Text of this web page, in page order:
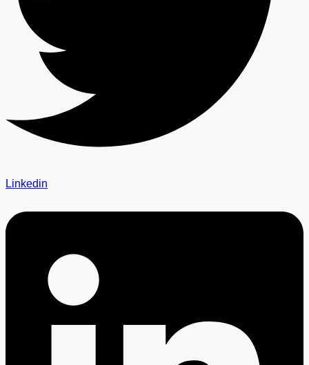
Linkedin